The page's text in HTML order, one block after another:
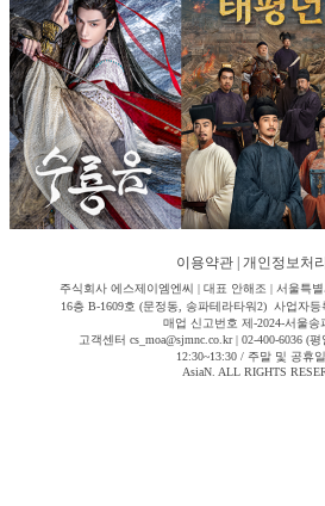
이용약관 개인정보처
주식회사 에스제이엠엔씨 | 대표 안해조 | 서울특
16층 B-1609호 (문정동, 송파테라타워2) 사업자등
매업 신고번호 제-2024-서울송
고객센터 cs_moa@sjmnc.co.kr | 02-400-6036 (
12:30~13:30 / 주말 및 공휴
AsiaN. ALL RIGHTS